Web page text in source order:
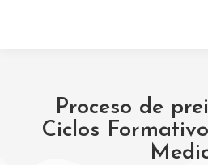
Proceso de
Ciclos